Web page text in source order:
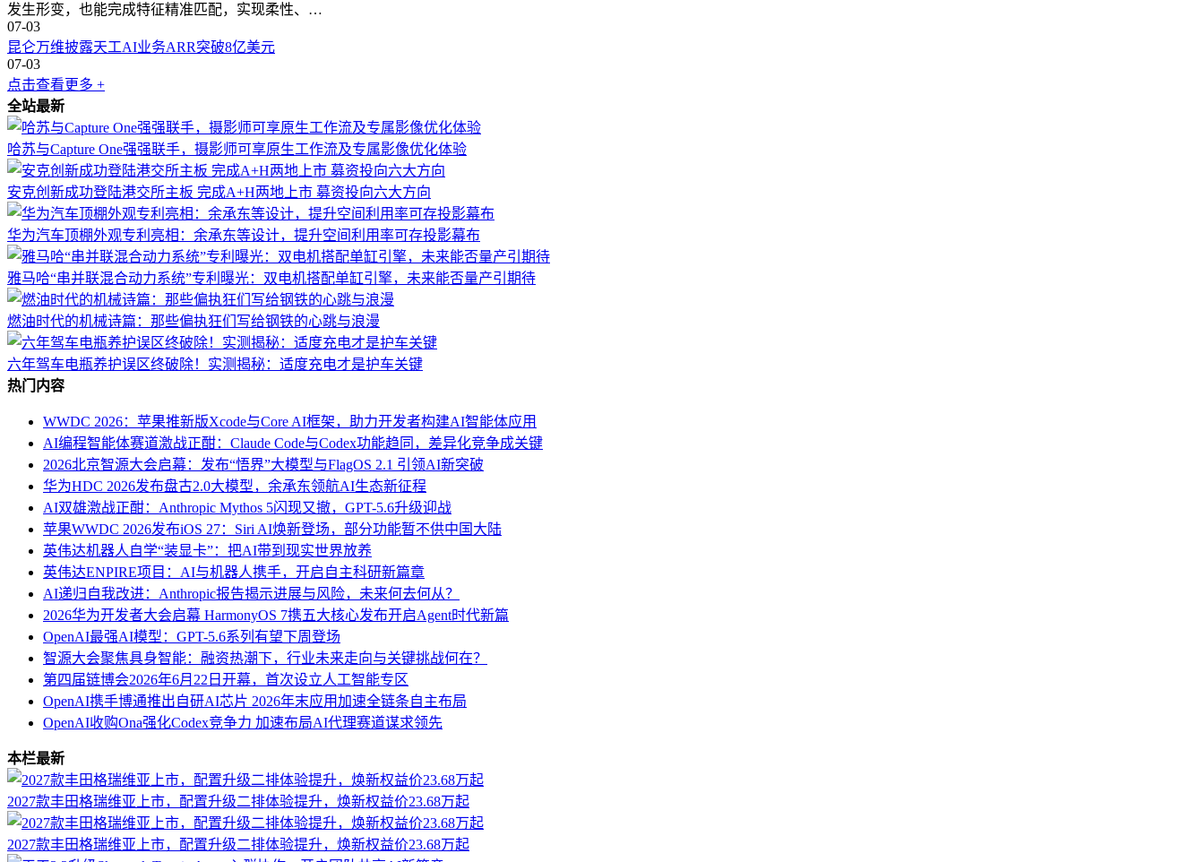
发生形变，也能完成特征精准匹配，实现柔性、…
07-03
昆仑万维披露天工AI业务ARR突破8亿美元
07-03
点击查看更多 +
全站最新
哈苏与Capture One强强联手，摄影师可享原生工作流及专属影像优化体验
安克创新成功登陆港交所主板 完成A+H两地上市 募资投向六大方向
华为汽车顶棚外观专利亮相：余承东等设计，提升空间利用率可存投影幕布
雅马哈“串并联混合动力系统”专利曝光：双电机搭配单缸引擎，未来能否量产引期待
燃油时代的机械诗篇：那些偏执狂们写给钢铁的心跳与浪漫
六年驾车电瓶养护误区终破除！实测揭秘：适度充电才是护车关键
热门内容
WWDC 2026：苹果推新版Xcode与Core AI框架，助力开发者构建AI智能体应用
AI编程智能体赛道激战正酣：Claude Code与Codex功能趋同，差异化竞争成关键
2026北京智源大会启幕：发布“悟界”大模型与FlagOS 2.1 引领AI新突破
华为HDC 2026发布盘古2.0大模型，余承东领航AI生态新征程
AI双雄激战正酣：Anthropic Mythos 5闪现又撤，GPT-5.6升级迎战
苹果WWDC 2026发布iOS 27：Siri AI焕新登场，部分功能暂不供中国大陆
英伟达机器人自学“装显卡”：把AI带到现实世界放养
英伟达ENPIRE项目：AI与机器人携手，开启自主科研新篇章
AI递归自我改进：Anthropic报告揭示进展与风险，未来何去何从？
2026华为开发者大会启幕 HarmonyOS 7携五大核心发布开启Agent时代新篇
OpenAI最强AI模型：GPT-5.6系列有望下周登场
智源大会聚焦具身智能：融资热潮下，行业未来走向与关键挑战何在？
第四届链博会2026年6月22日开幕，首次设立人工智能专区
OpenAI携手博通推出自研AI芯片 2026年末应用加速全链条自主布局
OpenAI收购Ona强化Codex竞争力 加速布局AI代理赛道谋求领先
本栏最新
2027款丰田格瑞维亚上市，配置升级二排体验提升，焕新权益价23.68万起
2027款丰田格瑞维亚上市，配置升级二排体验提升，焕新权益价23.68万起